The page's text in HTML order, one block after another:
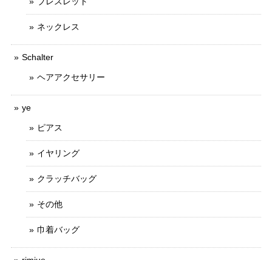
ネックレス
Schalter
ヘアアクセサリー
ye
ピアス
イヤリング
クラッチバッグ
その他
巾着バッグ